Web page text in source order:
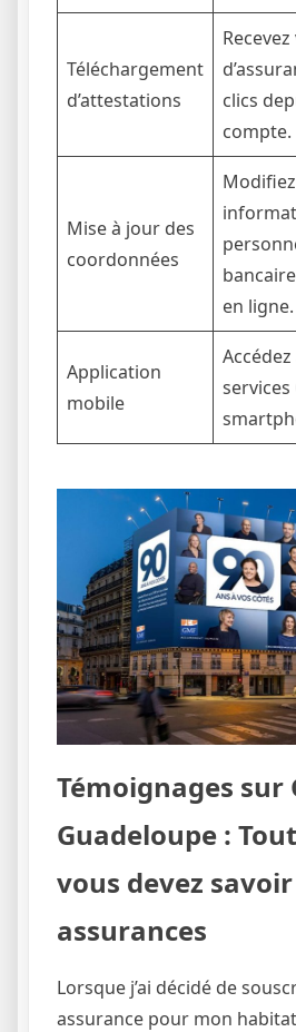
Téléchargement
d’attestations
clics
compte.
Mise à jour des
coordonnées
en ligne.
Application
mobile
Témoignages sur
Guadeloupe :
vous devez
assurances
Lorsque j’ai décidé de
assurance pour mon